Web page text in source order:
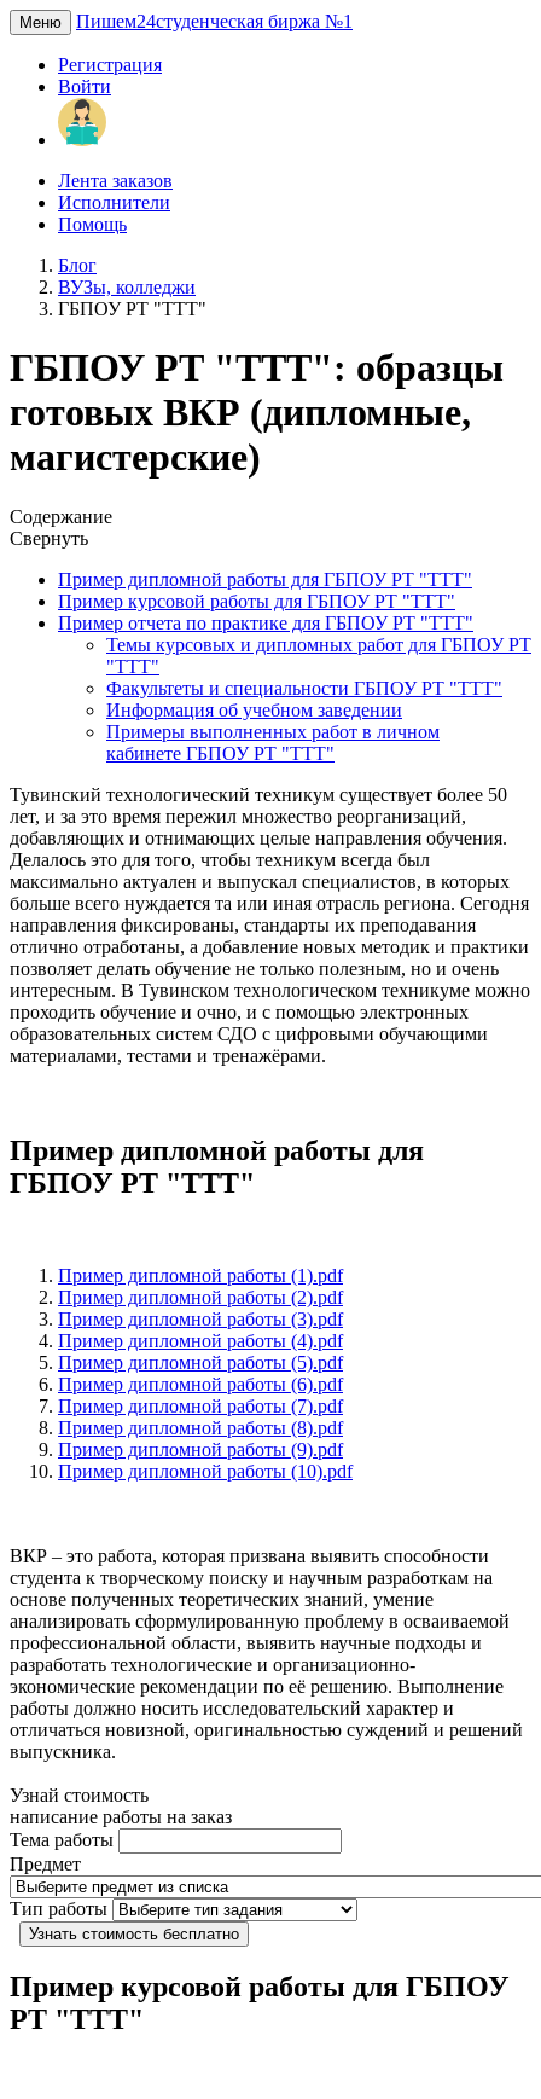
Меню Пишем24студенческая биржа №1
Регистрация
Войти
Лента заказов
Исполнители
Помощь
Блог
ВУЗы, колледжи
ГБПОУ РТ "ТТТ"
ГБПОУ РТ "ТТТ": образцы
готовых ВКР (дипломные,
магистерские)
Содержание
Свернуть
Пример дипломной работы для ГБПОУ РТ "ТТТ"
Пример курсовой работы для ГБПОУ РТ "ТТТ"
Пример отчета по практике для ГБПОУ РТ "ТТТ"
Темы курсовых и дипломных работ для ГБПОУ РТ
"ТТТ"
Факультеты и специальности ГБПОУ РТ "ТТТ"
Информация об учебном заведении
Примеры выполненных работ в личном
кабинете ГБПОУ РТ "ТТТ"
Тувинский технологический техникум существует более 50
лет, и за это время пережил множество реорганизаций,
добавляющих и отнимающих целые направления обучения.
Делалось это для того, чтобы техникум всегда был
максимально актуален и выпускал специалистов, в которых
больше всего нуждается та или иная отрасль региона. Сегодня
направления фиксированы, стандарты их преподавания
отлично отработаны, а добавление новых методик и практики
позволяет делать обучение не только полезным, но и очень
интересным. В Тувинском технологическом техникуме можно
проходить обучение и очно, и с помощью электронных
образовательных систем СДО с цифровыми обучающими
материалами, тестами и тренажёрами.
Пример дипломной работы для
ГБПОУ РТ "ТТТ"
Пример дипломной работы (1).pdf
Пример дипломной работы (2).pdf
Пример дипломной работы (3).pdf
Пример дипломной работы (4).pdf
Пример дипломной работы (5).pdf
Пример дипломной работы (6).pdf
Пример дипломной работы (7).pdf
Пример дипломной работы (8).pdf
Пример дипломной работы (9).pdf
Пример дипломной работы (10).pdf
ВКР – это работа, которая призвана выявить способности
студента к творческому поиску и научным разработкам на
основе полученных теоретических знаний, умение
анализировать сформулированную проблему в осваиваемой
профессиональной области, выявить научные подходы и
разработать технологические и организационно-
экономические рекомендации по её решению. Выполнение
работы должно носить исследовательский характер и
отличаться новизной, оригинальностью суждений и решений
выпускника.
Узнай стоимость
написание работы на заказ
Тема работы
Предмет
Тип работы
Узнать стоимость бесплатно
Пример курсовой работы для ГБПОУ
РТ "ТТТ"